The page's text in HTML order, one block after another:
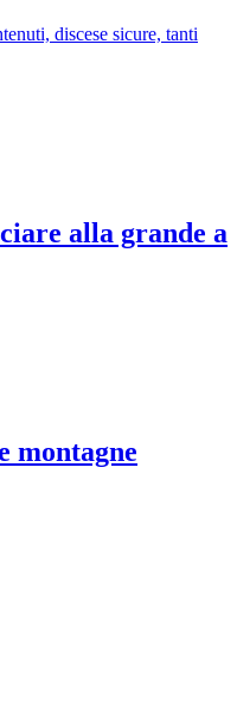
discese sicure, tanti
alla grande a
montagne